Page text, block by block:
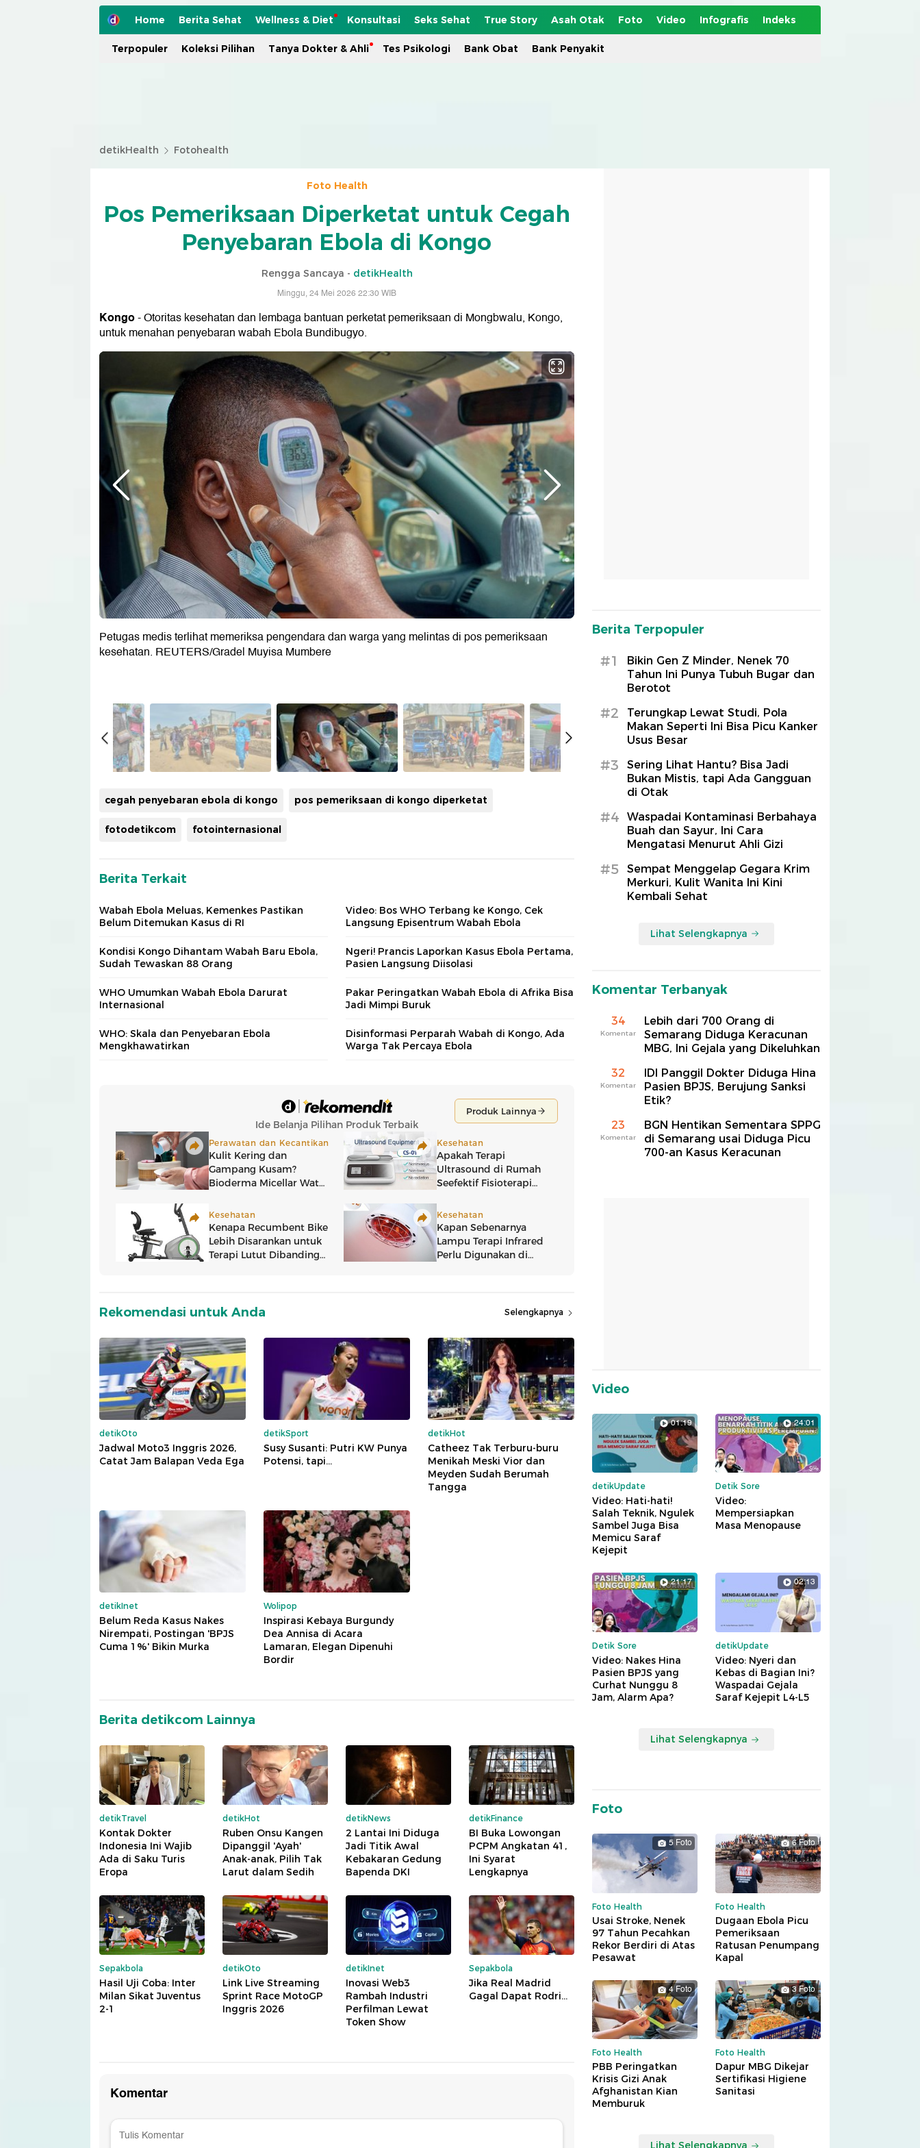
Home Berita Sehat Wellness & Diet Konsultasi Seks Sehat True Story Asah Otak Foto Video Infografis Indeks
Terpopuler Koleksi Pilihan Tanya Dokter & Ahli Tes Psikologi Bank Obat Bank Penyakit
detikHealth Fotohealth
Foto Health
Pos Pemeriksaan Diperketat untuk Cegah
Penyebaran Ebola di Kongo
Rengga Sancaya - detikHealth
Minggu, 24 Mei 2026 22:30 WIB
Kongo- Otoritas kesehatan dan lembaga bantuan perketat pemeriksaan di Mongbwalu, Kongo,
untuk menahan penyebaran wabah Ebola Bundibugyo.
Petugas medis terlihat memeriksa pengendara dan warga yang melintas di pos pemeriksaan
kesehatan. REUTERS/Gradel Muyisa Mumbere
cegah penyebaran ebola di kongo pos pemeriksaan di kongo diperketat
fotodetikcom fotointernasional
Berita Terkait
Wabah Ebola Meluas, Kemenkes Pastikan
Belum Ditemukan Kasus di RI
Video: Bos WHO Terbang ke Kongo, Cek
Langsung Episentrum Wabah Ebola
Kondisi Kongo Dihantam Wabah Baru Ebola,
Sudah Tewaskan 88 Orang
Ngeri! Prancis Laporkan Kasus Ebola Pertama,
Pasien Langsung Diisolasi
WHO Umumkan Wabah Ebola Darurat
Internasional
Pakar Peringatkan Wabah Ebola di Afrika Bisa
Jadi Mimpi Buruk
WHO: Skala dan Penyebaran Ebola
Mengkhawatirkan
Disinformasi Perparah Wabah di Kongo, Ada
Warga Tak Percaya Ebola
Rekomendasi untuk Anda Selengkapnya
detikOto
Jadwal Moto3 Inggris 2026,
Catat Jam Balapan Veda Ega
detikSport
Susy Susanti: Putri KW Punya
Potensi, tapi...
detikHot
Catheez Tak Terburu-buru
Menikah Meski Vior dan
Meyden Sudah Berumah
Tangga
detikInet
Belum Reda Kasus Nakes
Nirempati, Postingan 'BPJS
Cuma 1%' Bikin Murka
Wolipop
Inspirasi Kebaya Burgundy
Dea Annisa di Acara
Lamaran, Elegan Dipenuhi
Bordir
Berita detikcom Lainnya
detikTravel
Kontak Dokter
Indonesia Ini Wajib
Ada di Saku Turis
Eropa
detikHot
Ruben Onsu Kangen
Dipanggil 'Ayah'
Anak-anak, Pilih Tak
Larut dalam Sedih
detikNews
2 Lantai Ini Diduga
Jadi Titik Awal
Kebakaran Gedung
Bapenda DKI
detikFinance
BI Buka Lowongan
PCPM Angkatan 41,
Ini Syarat
Lengkapnya
Sepakbola
Hasil Uji Coba: Inter
Milan Sikat Juventus
2-1
detikOto
Link Live Streaming
Sprint Race MotoGP
Inggris 2026
detikInet
Inovasi Web3
Rambah Industri
Perfilman Lewat
Token Show
Sepakbola
Jika Real Madrid
Gagal Dapat Rodri...
Berita Terpopuler
#1
Bikin Gen Z Minder, Nenek 70
Tahun Ini Punya Tubuh Bugar dan
Berotot
#2
Terungkap Lewat Studi, Pola
Makan Seperti Ini Bisa Picu Kanker
Usus Besar
#3
Sering Lihat Hantu? Bisa Jadi
Bukan Mistis, tapi Ada Gangguan
di Otak
#4
Waspadai Kontaminasi Berbahaya
Buah dan Sayur, Ini Cara
Mengatasi Menurut Ahli Gizi
#5
Sempat Menggelap Gegara Krim
Merkuri, Kulit Wanita Ini Kini
Kembali Sehat
Lihat Selengkapnya
Komentar Terbanyak
34
Komentar
Lebih dari 700 Orang di
Semarang Diduga Keracunan
MBG, Ini Gejala yang Dikeluhkan
32
Komentar
IDI Panggil Dokter Diduga Hina
Pasien BPJS, Berujung Sanksi
Etik?
23
Komentar
BGN Hentikan Sementara SPPG
di Semarang usai Diduga Picu
700-an Kasus Keracunan
Video
01:19
detikUpdate
Video: Hati-hati!
Salah Teknik, Ngulek
Sambel Juga Bisa
Memicu Saraf
Kejepit
24:01
Detik Sore
Video:
Mempersiapkan
Masa Menopause
21:17
Detik Sore
Video: Nakes Hina
Pasien BPJS yang
Curhat Nunggu 8
Jam, Alarm Apa?
02:13
detikUpdate
Video: Nyeri dan
Kebas di Bagian Ini?
Waspadai Gejala
Saraf Kejepit L4-L5
Lihat Selengkapnya
Foto
5 Foto
Foto Health
Usai Stroke, Nenek
97 Tahun Pecahkan
Rekor Berdiri di Atas
Pesawat
6 Foto
Foto Health
Dugaan Ebola Picu
Pemeriksaan
Ratusan Penumpang
Kapal
4 Foto
Foto Health
PBB Peringatkan
Krisis Gizi Anak
Afghanistan Kian
Memburuk
3 Foto
Foto Health
Dapur MBG Dikejar
Sertifikasi Higiene
Sanitasi
Lihat Selengkapnya